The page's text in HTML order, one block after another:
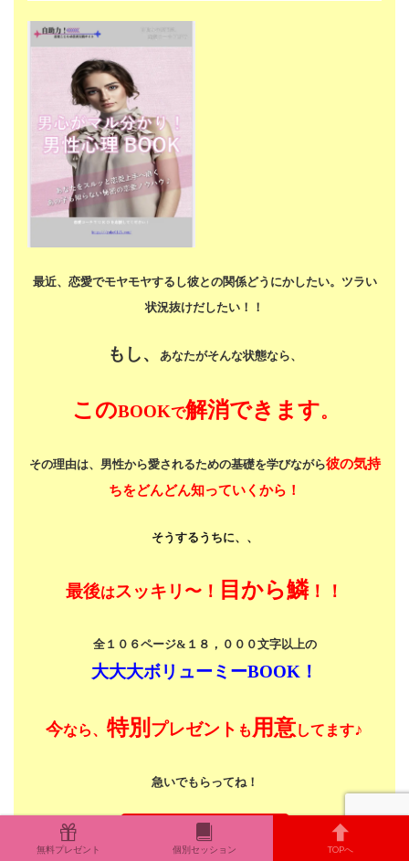
最近、恋愛でモヤモヤするし彼との関係どうにかしたい。 ツラい
状況抜けだしたい！！
もし、 あなたがそんな状態なら、
このBOOKで解消できます。
その理由は、男性から愛されるための基礎を学びながら彼の気持
ちをどんどん知っていくから！
そうするうちに、、
最後はスッキリ〜！ 目から鱗！！
全１０６ページ&１８，０００文字以上の
大大大ボリューミーBOOK！
今なら、 特別 プレゼント も 用意してます♪
急いでもらってね！
私も今スグ読む
無料プレゼント 個別セッション TOPへ